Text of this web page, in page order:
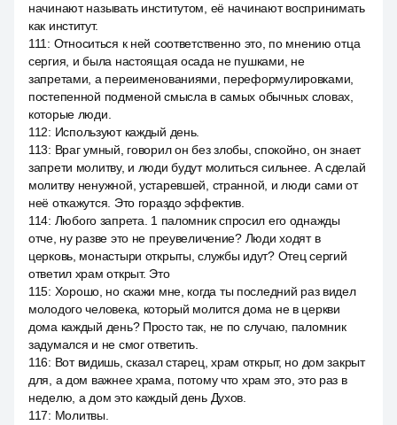
начинают называть институтом, её начинают воспринимать
как институт.
111 : Относиться к ней соответственно это, по мнению отца
сергия, и была настоящая осада не пушками, не
запретами, а переименованиями, переформулировками,
постепенной подменой смысла в самых обычных словах,
которые люди.
112: Используют каждый день.
113: Враг умный, говорил он без злобы, спокойно, он знает
запрети молитву, и люди будут молиться сильнее. А сделай
молитву ненужной, устаревшей, странной, и люди сами от
неё откажутся. Это гораздо эффектив.
114: Любого запрета. 1 паломник спросил его однажды
отче, ну разве это не преувеличение? Люди ходят в
церковь, монастыри открыты, службы идут? Отец сергий
ответил храм открыт. Это
115: Хорошо, но скажи мне, когда ты последний раз видел
молодого человека, который молится дома не в церкви
дома каждый день? Просто так, не по случаю, паломник
задумался и не смог ответить.
116: Вот видишь, сказал старец, храм открыт, но дом закрыт
для, а дом важнее храма, потому что храм это, это раз в
неделю, а дом это каждый день Духов.
117: Молитвы.